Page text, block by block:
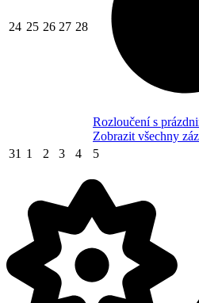
24 25 26 27 28
Rozloučení s
Zobrazit všechny
31 1 2 3 4 5